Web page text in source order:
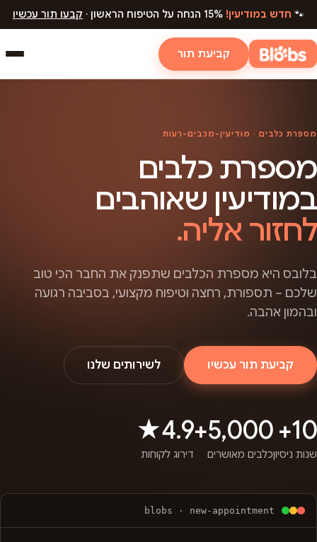
🐾 חדש במודיעין! קבעו תור עכשיו
קביעת תור
מספרת כלבים · מודיעין-מכבים-רעות
מספרת כלבים
במודיעין שאוהבים
לחזור אליה.
בלובס היא מספרת הכלבים שתפנק את החבר הכי טוב
שלכם – תספורת, רחצה וטיפוח מקצועי, בסביבה רגועה
ובהמון אהבה.
קביעת תור עכשיו לשירותים שלנו
10+
שנות ניסיון
5,000+
כלבים מאושרים
4.9★
דירוג לקוחות
blobs · new-appointment